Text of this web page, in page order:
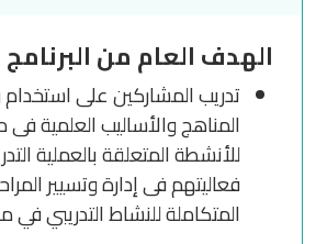
الهدف العام من البرنامج
تدريب المشاركين على
المناهج والأساليب العلمية
للأنشطة المتعلقة بالعملية
فعاليتهم فى إدارة وتسيير
المتكاملة للنشاط التدريبي